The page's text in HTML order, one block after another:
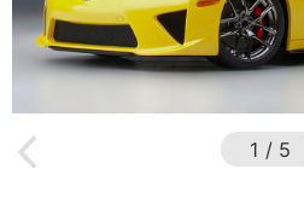
1 / 5